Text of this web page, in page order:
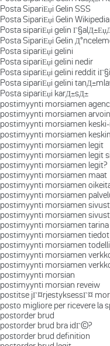
Posta SipariЕџi Gelin SSS
Posta SipariЕџi Gelin Wikipedia
Posta sipariЕџi gelin
Posta SipariЕџi Gelin
Posta sipariЕџi gelini
Posta sipariЕџi gelini nedir
Posta sipariЕџi gelini reddit
Posta sipariЕџi gelini
Posta sipariЕџi karД±sД±
postimyynti morsiamen
postimyynti morsiamen
postimyynti morsiamen
postimyynti morsiamen
postimyynti morsiamen legit
postimyynti morsiamen legit
postimyynti morsiamen legit?
postimyynti morsiamen maat
postimyynti morsiamen
postimyynti morsiamen
postimyynti morsiamen
postimyynti morsiamen
postimyynti morsiamen tarina
postimyynti morsiamen tiedot
postimyynti morsiamen
postimyynti morsiamen
postimyynti morsiamen
postimyynti morsian
postimyynti morsian reveiw
postitse jГ¤rjestyksessГ¤
posto migliore per ricevere la
postorder brud
postorder brud bra idГ©?
postorder brud definition